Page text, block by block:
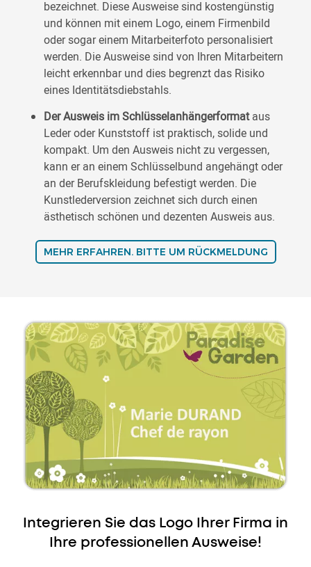
bezeichnet. Diese Ausweise sind kostengünstig
und können mit einem Logo, einem Firmenbild
oder sogar einem Mitarbeiterfoto personalisiert
werden. Die Ausweise sind von Ihren Mitarbeitern
leicht erkennbar und dies begrenzt das Risiko
eines Identitätsdiebstahls.
Der Ausweis im Schlüsselanhängerformataus
Leder oder Kunststoff ist praktisch, solide und
kompakt. Um den Ausweis nicht zu vergessen,
kann er an einem Schlüsselbund angehängt oder
an der Berufskleidung befestigt werden. Die
Kunstlederversion zeichnet sich durch einen
ästhetisch schönen und dezenten Ausweis aus.
MEHR ERFAHREN. BITTE UM RÜCKMELDUNG
Integrieren Sie das Logo Ihrer Firma in
Ihre professionellen Ausweise!